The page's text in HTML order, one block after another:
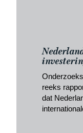
reeks
dat